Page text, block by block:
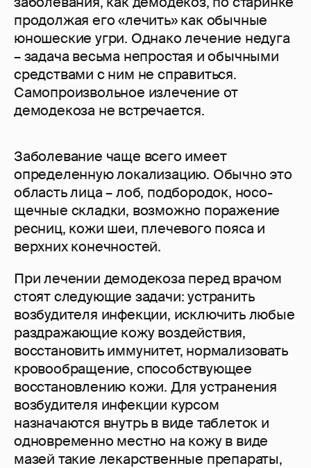
продолжая его «лечить» как обычные
юношеские угри. Однако лечение недуга
– задача весьма непростая и обычными
средствами с ним не справиться.
Самопроизвольное излечение от
демодекоза не встречается.
Заболевание чаще всего имеет
определенную локализацию. Обычно это
область лица – лоб, подбородок, носо-
щечные складки, возможно поражение
ресниц, кожи шеи, плечевого пояса и
верхних конечностей.
При лечении демодекоза перед врачом
стоят следующие задачи: устранить
возбудителя инфекции, исключить любые
раздражающие кожу воздействия,
восстановить иммунитет, нормализовать
кровообращение, способствующее
восстановлению кожи. Для устранения
возбудителя инфекции курсом
назначаются внутрь в виде таблеток и
одновременно местно на кожу в виде
мазей такие лекарственные препараты,